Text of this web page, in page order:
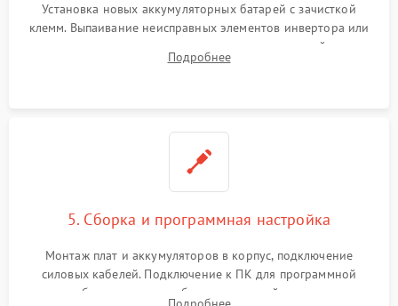
Установка новых аккумуляторных батарей с зачисткой
клемм. Выпаивание неисправных элементов инвертора или
цепи зарядки и монтаж новых радиодеталей.
Восстановление поврежденных токоведущих дорожек и
Подробнее
5. Сборка и программная настройка
Монтаж плат и аккумуляторов в корпус, подключение
силовых кабелей. Подключение к ПК для программной
калибровки констант батареи, настройки порогов